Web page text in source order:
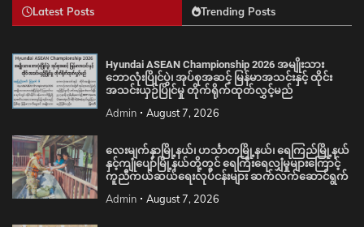
Latest Posts Trending Posts
Hyundai ASEAN Championship 2026 အမျိုးသား
ဘောလုံးပြိုင်ပွဲ၊ အုပ်စုအဆင့် မြန်မာအသင်းနှင့် ထိုင်း
အသင်းယှဉ်ပြိုင်မှု တိုက်ရိုက်ထုတ်လွှင့်မည်
Admin August 7, 2026
လေးမျက်နှာမြို့နယ်၊ ဟင်္သာတမြို့နယ်၊ ရေကြည်မြို့နယ်
နှင့်ကျုံပျော်မြို့နယ်တို့တွင် ရေကြီးရေလျှံမှုများကြောင့်
ကူညီကယ်ဆယ်ရေးလုပ်ငန်းများ ဆက်လက်ဆောင်ရွက်
Admin August 7, 2026